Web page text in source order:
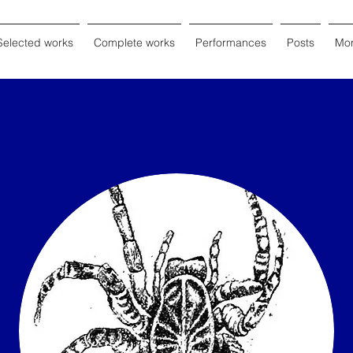
works Complete works Performances Posts